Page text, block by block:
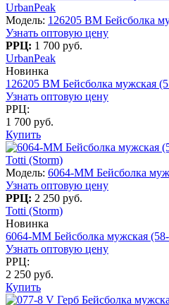
UrbanPeak
Модель: 126205 BM Бейсболка
Узнать оптовую цену
РРЦ: 1 700 руб.
UrbanPeak
Новинка
126205 BM Бейсболка мужская
Узнать оптовую цену
РРЦ:
1 700 руб.
Купить
Totti (Storm)
Модель: 6064-MM Бейсболка
Узнать оптовую цену
РРЦ: 2 250 руб.
Totti (Storm)
Новинка
6064-MM Бейсболка мужская
Узнать оптовую цену
РРЦ:
2 250 руб.
Купить